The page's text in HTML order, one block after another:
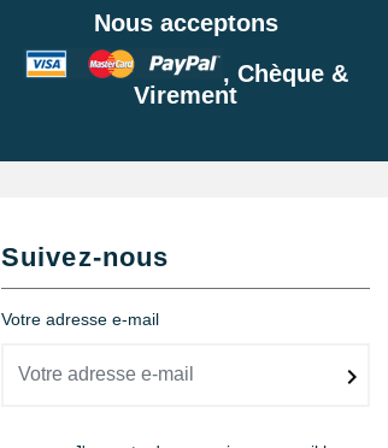
Nous acceptons
, Chèque &
Virement
Suivez-nous
Votre adresse e-mail